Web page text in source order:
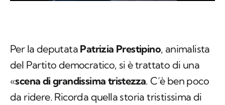
Per la deputata Patrizia Prestipino, animalista
del Partito democratico, si è trattato di una
«scena di grandissima tristezza. C’è ben poco
da ridere. Ricorda quella storia tristissima di